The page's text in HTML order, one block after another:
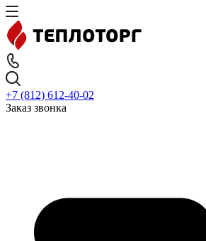
+7 (812) 612-40-02
Заказ звонка